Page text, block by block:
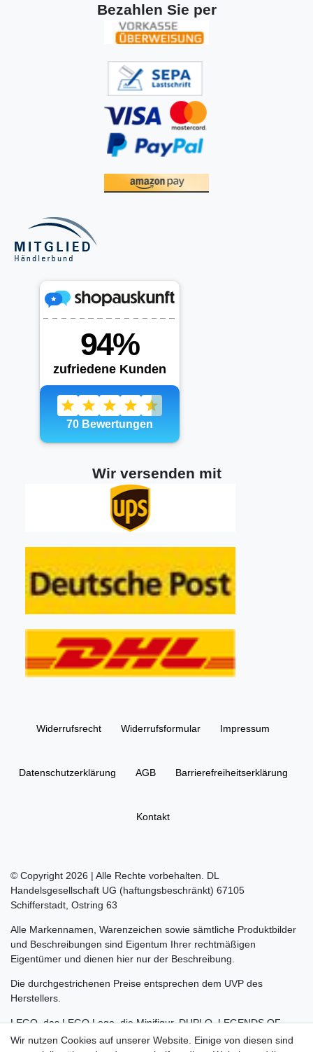
Bezahlen Sie per
Wir versenden mit
Widerrufs­recht Widerrufs­formular Impressum
Daten­schutz­erklärung AGB Barrierefreiheitserklärung
Kontakt
© Copyright 2026 | Alle Rechte vorbehalten. DL
Handelsgesellschaft UG (haftungsbeschränkt) 67105
Schifferstadt, Ostring 63
Alle Markennamen, Warenzeichen sowie sämtliche Produktbilder
und Beschreibungen sind Eigentum Ihrer rechtmäßigen
Eigentümer und dienen hier nur der Beschreibung.
Die durchgestrichenen Preise entsprechen dem UVP des
Herstellers.
LEGO, das LEGO Logo, die Minifigur, DUPLO, LEGENDS OF
CHIMA, NINJAGO, BIONICLE, MINDSTORMS und MIXELS sind
Wir nutzen Cookies auf unserer Website. Einige von diesen sind